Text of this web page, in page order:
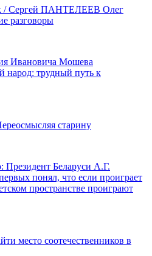
/ Сергей ПАНТЕЛЕЕВ Олег
разговоры
Ивановича Мошева
народ: трудный путь к
старину
Президент Беларуси А.Г.
понял, что если проиграет
пространстве проиграют
место соотечественников в